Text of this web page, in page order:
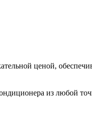
ценой,
из любой